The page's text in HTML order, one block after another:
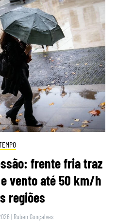
frente fria traz
vento até 50 km/h
regiões
| Rubén Gonçalves